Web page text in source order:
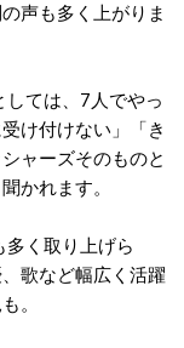
声も多く上がりま
ては、 7 人でやっ
け付けない」「き
ャーズそのものと
かれます。
く取り上げら
歌など幅広く活躍
。